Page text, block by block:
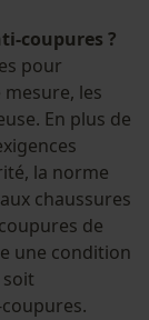
coupures ?
pour
les
En plus de
la norme
chaussures
de
une condition